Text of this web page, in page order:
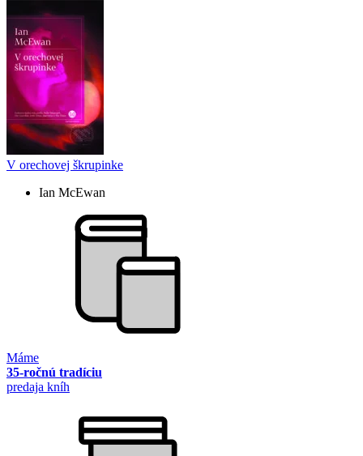
V orechovej škrupinke
Ian McEwan
Máme
35-ročnú tradíciu
predaja kníh